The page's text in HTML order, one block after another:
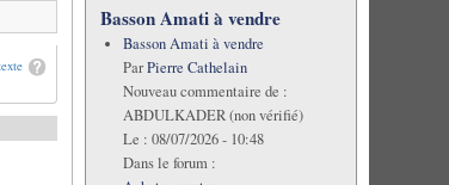
Basson Amati à vendre
Basson Amati à vendre
ParPierre Cathelain
Nouveau commentaire de :
ABDULKADER (non vérifié)
Le : 08/07/2026 - 10:48
Dans le forum :